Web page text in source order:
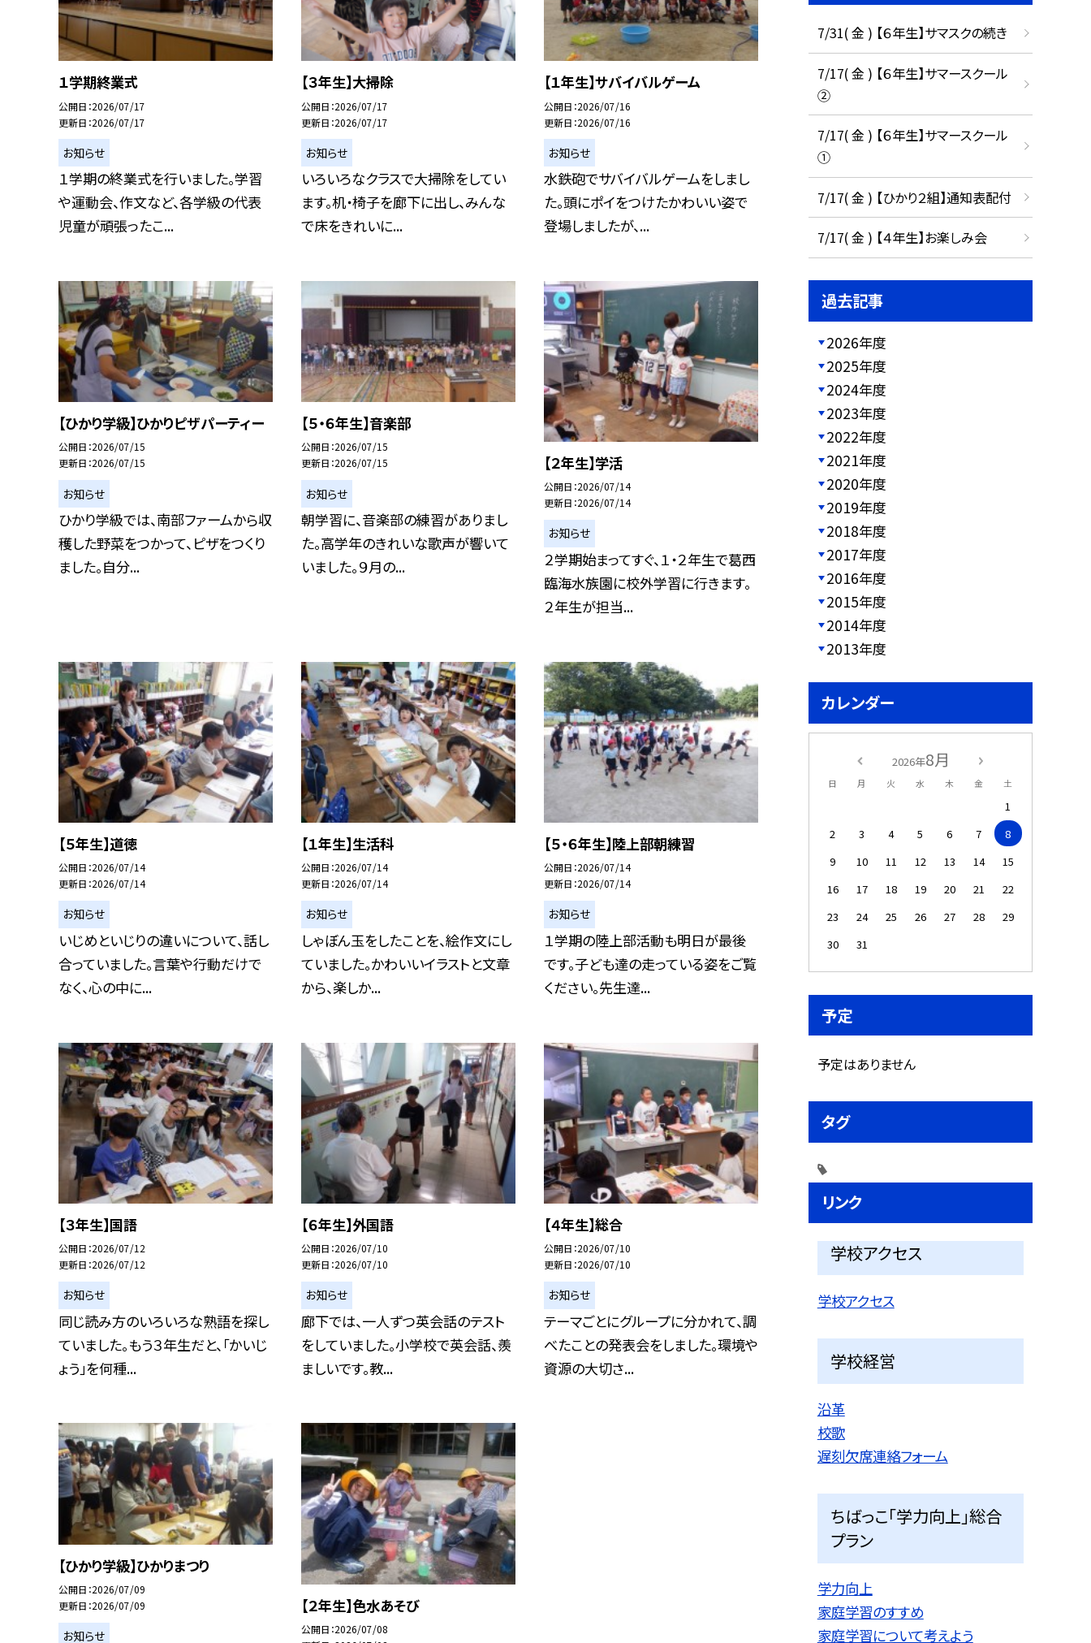
１学期終業式
公開日 2026/07/17
更新日 2026/07/17
お知らせ
１学期の終業式を行いました。学習
や運動会、作文など、各学級の代表
児童が頑張ったこ...
【３年生】大掃除
公開日 2026/07/17
更新日 2026/07/17
お知らせ
いろいろなクラスで大掃除をしてい
ます。机・椅子を廊下に出し、みんな
で床をきれいに...
【１年生】サバイバルゲーム
公開日 2026/07/16
更新日 2026/07/16
お知らせ
水鉄砲でサバイバルゲームをしまし
た。頭にポイをつけたかわいい姿で
登場しましたが、...
【ひかり学級】ひかりピザパーティー
公開日 2026/07/15
更新日 2026/07/15
お知らせ
ひかり学級では、南部ファームから収
穫した野菜をつかって、ピザをつくり
ました。自分...
【５・６年生】音楽部
公開日 2026/07/15
更新日 2026/07/15
お知らせ
朝学習に、音楽部の練習がありまし
た。高学年のきれいな歌声が響いて
いました。９月の...
【２年生】学活
公開日 2026/07/14
更新日 2026/07/14
お知らせ
２学期始まってすぐ、１・２年生で葛西
臨海水族園に校外学習に行きます。
２年生が担当...
【５年生】道徳
公開日 2026/07/14
更新日 2026/07/14
お知らせ
いじめといじりの違いについて、話し
合っていました。言葉や行動だけで
なく、心の中に...
【１年生】生活科
公開日 2026/07/14
更新日 2026/07/14
お知らせ
しゃぼん玉をしたことを、絵作文にし
ていました。かわいいイラストと文章
から、楽しか...
【５・６年生】陸上部朝練習
公開日 2026/07/14
更新日 2026/07/14
お知らせ
１学期の陸上部活動も明日が最後
です。子ども達の走っている姿をご覧
ください。先生達...
【３年生】国語
公開日 2026/07/12
更新日 2026/07/12
お知らせ
同じ読み方のいろいろな熟語を探し
ていました。もう３年生だと、「かいじ
ょう」を何種...
【６年生】外国語
公開日 2026/07/10
更新日 2026/07/10
お知らせ
廊下では、一人ずつ英会話のテスト
をしていました。小学校で英会話、羨
ましいです。教...
【４年生】総合
公開日 2026/07/10
更新日 2026/07/10
お知らせ
テーマごとにグループに分かれて、調
べたことの発表会をしました。環境や
資源の大切さ...
【ひかり学級】ひかりまつり
公開日 2026/07/09
更新日 2026/07/09
お知らせ
【２年生】色水あそび
公開日 2026/07/08
7/31( 金 ) 【６年生】サマスクの続き
7/17( 金 ) 【６年生】サマースクール
②
7/17( 金 ) 【６年生】サマースクール
①
7/17( 金 ) 【ひかり２組】通知表配付
7/17( 金 ) 【４年生】お楽しみ会
過去記事
2026年度
2025年度
2024年度
2023年度
2022年度
2021年度
2020年度
2019年度
2018年度
2017年度
2016年度
2015年度
2014年度
2013年度
カレンダー
2026年8月
日 月 火 水 木 金 土
1
2
3 4 5 6 7
8
9
10 11 12 13 14
15
16
17 18 19 20 21
22
23
24 25 26 27 28
29
30
31
予定
予定はありません
タグ
リンク
学校アクセス
学校アクセス
学校経営
沿革
校歌
遅刻欠席連絡フォーム
ちばっこ「学力向上」総合
プラン
学力向上
家庭学習のすすめ
家庭学習について考えよう